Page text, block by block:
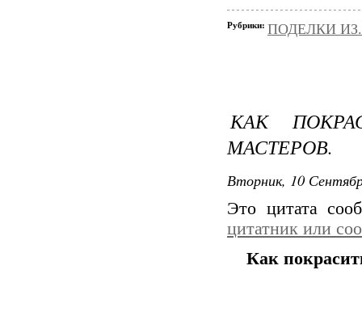
Рубрики: ПОДЕЛКИ
КАК
МАСТЕРОВ.
Вторник, 10
Это цитата
цитатник или
Как